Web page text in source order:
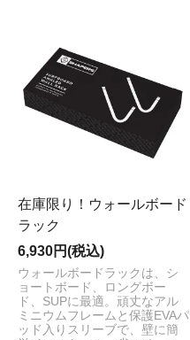
在庫限り！ウォールボード
ラック
6,930円(税込)
ウォールボードラックは、シ
ョートボード、ロングボー
ド、SUPに最適。頑丈なアル
ミニウムフレームと保護EVAパ
ッド入りスリーブで、壁に簡